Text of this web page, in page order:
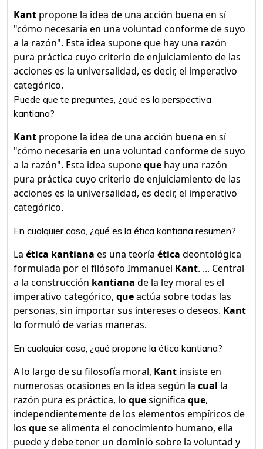
Kant propone la idea de una acción buena en sí
"cómo necesaria en una voluntad conforme de suyo
a la razón". Esta idea supone que hay una razón
pura práctica cuyo criterio de enjuiciamiento de las
acciones es la universalidad, es decir, el imperativo
categórico.
Puede que te preguntes, ¿qué es la perspectiva
kantiana?
Kant propone la idea de una acción buena en sí
"cómo necesaria en una voluntad conforme de suyo
a la razón". Esta idea suponeque hay una razón
pura práctica cuyo criterio de enjuiciamiento de las
acciones es la universalidad, es decir, el imperativo
categórico.
En cualquier caso, ¿qué es la ética kantiana resumen?
La ética kantiana es una teoría ética deontológica
formulada por el filósofo Immanuel Kant. ... Central
a la construcción kantiana de la ley moral es el
imperativo categórico, queactúa sobre todas las
personas, sin importar sus intereses o deseos. Kant
lo formuló de varias maneras.
En cualquier caso, ¿qué propone la ética kantiana?
A lo largo de su filosofía moral, Kant insiste en
numerosas ocasiones en la idea según la cual la
razón pura es práctica, lo quesignifica que,
independientemente de los elementos empíricos de
los quese alimenta el conocimiento humano, ella
puede y debe tener un dominio sobre la voluntad y